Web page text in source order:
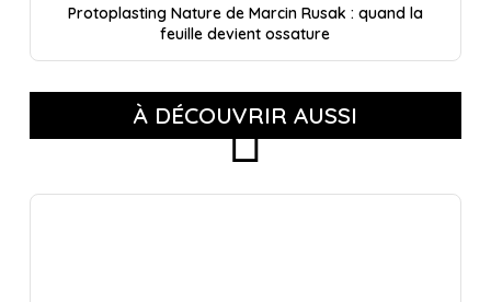
Protoplasting Nature de Marcin Rusak : quand la
feuille devient ossature
À DÉCOUVRIR AUSSI